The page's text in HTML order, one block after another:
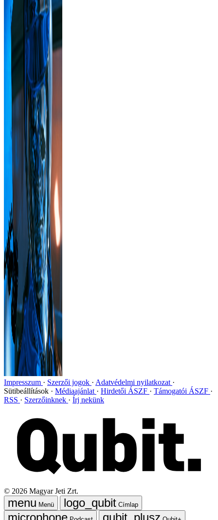
Impresszum Szerzői jogok
Adatvédelmi nyilatkozat
Sütibeállítások
Médiaajánlat Hirdetői ÁSZF
Támogatói ÁSZF
RSS
Szerzőinknek Írj nekünk
© 2026 Magyar Jeti Zrt.
Menü
Címlap